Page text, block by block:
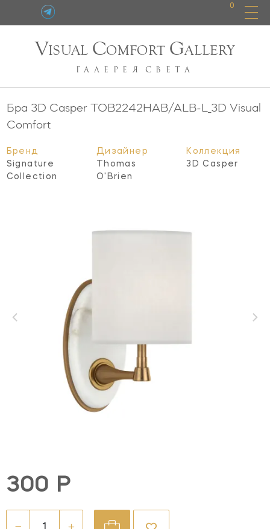
0
VISUAL COMFORT GALLERY
ГАЛЕРЕЯ СВЕТА
Бра 3D Casper TOB2242HAB/ALB-L_3D Visual
Comfort
Бренд
Signature
Collection
Дизайнер
Thomas
O'Brien
Коллекция
3D Casper
300 Р